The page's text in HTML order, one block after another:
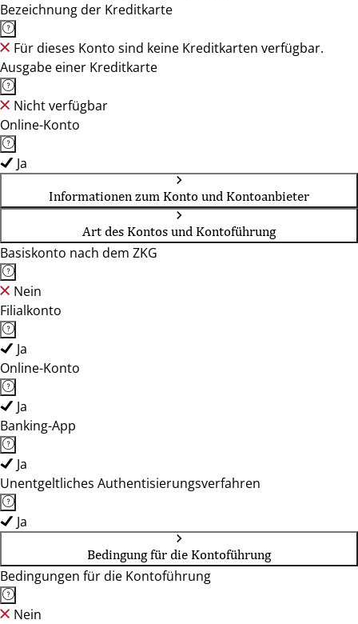
Bezeichnung der Kreditkarte
Für dieses Konto sind keine Kreditkarten verfügbar.
Ausgabe einer Kreditkarte
Nicht verfügbar
Online-Konto
Ja
Informationen zum Konto und Kontoanbieter
Art des Kontos und Kontoführung
Basiskonto nach dem ZKG
Nein
Filialkonto
Ja
Online-Konto
Ja
Banking-App
Ja
Unentgeltliches Authentisierungsverfahren
Ja
Bedingung für die Kontoführung
Bedingungen für die Kontoführung
Nein